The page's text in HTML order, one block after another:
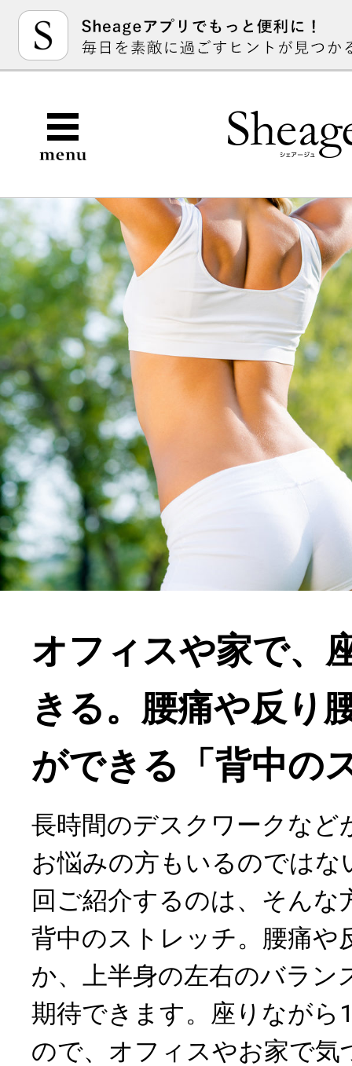
オフィスや家で、
きる。腰痛や反り
ができる「背中の
長時間のデスクワークなど
お悩みの方もいるのではな
回ご紹介するのは、そんな
背中のストレッチ。腰痛や
か、上半身の左右のバラン
期待できます。座りながら
ので、オフィスやお家で気